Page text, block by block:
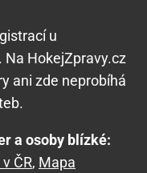
u
. Na HokejZpravy.cz
ani zde neprobíhá
a osoby blízké:
ČR, Mapa